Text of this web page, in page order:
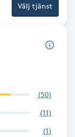
Välj tjänst
(50)
(11)
(1)